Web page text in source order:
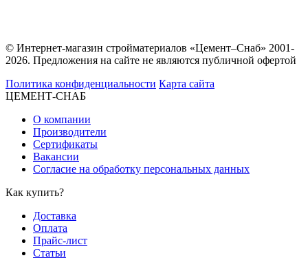
© Интернет-магазин стройматериалов «Цемент–Снаб» 2001-
2026. Предложения на сайте не являются публичной офертой
Политика конфиденциальности Карта сайта
ЦЕМЕНТ-СНАБ
О компании
Производители
Сертификаты
Вакансии
Согласие на обработку персональных данных
Как купить?
Доставка
Оплата
Прайс-лист
Статьи